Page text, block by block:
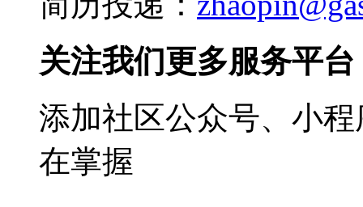
关注我们更多服务平台
添加社区公众号、小
在掌握